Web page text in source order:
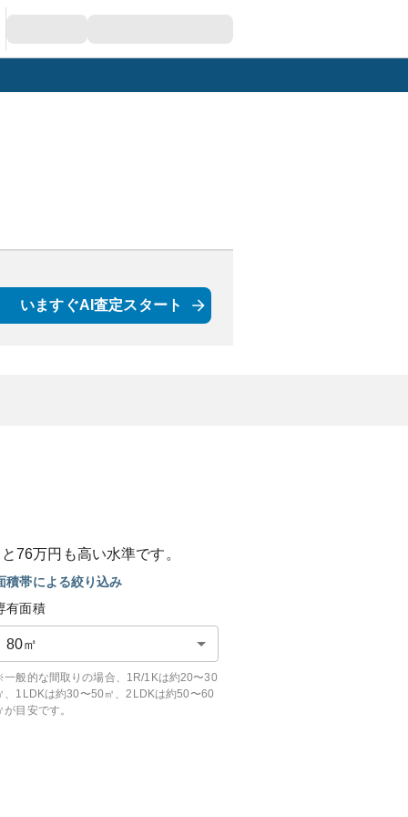
いますぐAI査定スタート
76万円も高い水準です。
積帯による絞り込み
有面積
80㎡
般的な間取りの場合、1R/1Kは約20〜30
、1LDKは約30〜50㎡、2LDKは約50〜60
が目安です。